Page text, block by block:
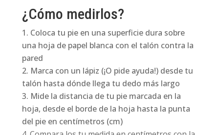
¿Cómo medirlos?
Coloca tu pie en una superficie dura sobre
una hoja de papel blanca con el talón contra la
pared
Marca con un lápiz (¡O pide ayuda!) desde tu
talón hasta dónde llega tu dedo más largo
Mide la distancia de tu pie marcada en la
hoja, desde el borde de la hoja hasta la punta
del pie en centímetros (cm)